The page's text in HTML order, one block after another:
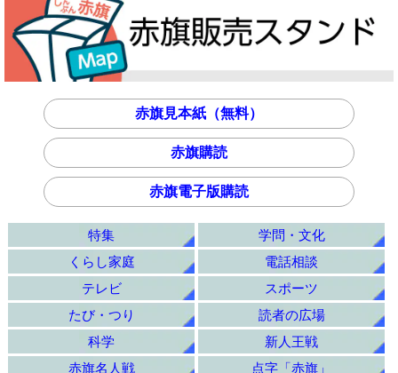
赤旗見本紙（無料）
赤旗購読
赤旗電子版購読
特集
学問・文化
くらし家庭
電話相談
テレビ
スポーツ
たび・つり
読者の広場
科学
新人王戦
赤旗名人戦
点字「赤旗」